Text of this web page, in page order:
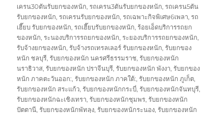
เครน30ตันรับยกของหนัก,รถเครน3ตันรับยกของหนัก,รถเครน5ตัน
รับยกของหนัก,รถเครนรับยกของหนัก,รถเฉพาะกิจพิเศษ6เพลา,รถ
เฮี๊ยบ รับยกของหนัก,รถเฮี๊ยบรับยกของหนัก,ร้อยเอ็ดบริการรถยก
ของหนัก,ระนองบริการรถยกของหนัก,ระยองบริการรถยกของหนัก,
รับจ้างยกของหนัก,รับจ้างรถเทรลเลอร์ รับยกของหนัก,รับยกของ
หนัก ชลบุรี,รับยกของหนัก นครศรีธรรมราช,รับยกของหนัก
นราธิวาส,รับยกของหนัก ปราจีนบุรี,รับยกของหนัก พังงา,รับยกของ
หนัก ภาคตะวันออก:,รับยกของหนัก ภาคใต้:,รับยกของหนัก ภูเก็ต,
รับยกของหนัก สระแก้ว,รับยกของหนักกระบี่,รับยกของหนักจันทบุรี,
รับยกของหนักฉะเชิงเทรา,รับยกของหนักชุมพร,รับยกของหนัก
ปัตตานี,รับยกของหนักพัทลุง,รับยกของหนักระนอง,รับยกของหนัก